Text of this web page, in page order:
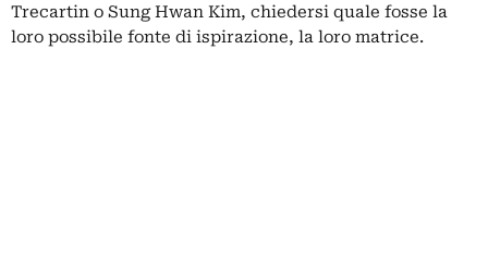
Trecartin o Sung Hwan Kim, chiedersi quale fosse la
loro possibile fonte di ispirazione, la loro matrice.